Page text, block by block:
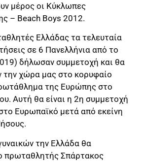
μέρος οι Κύκλωπες
– Beach Boys 2012.
Ελλάδας τα τελευταία
σε 6 Πανελλήνια από το
δήλωσαν συμμετοχή και θα
χώρα μας στο κορυφαίο
της Ευρώπης στο
Αυτή θα είναι η 2η συμμετοχή
Ευρωπαϊκό μετά από εκείνη
την Ελλάδα θα
πρωταθλητής Σπάρτακος